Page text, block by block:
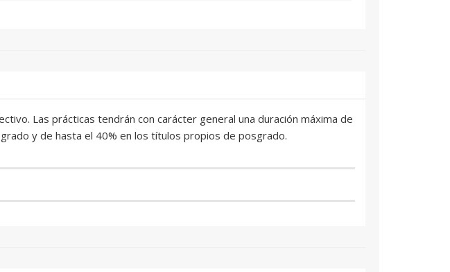
Las prácticas tendrán con carácter general una duración máxima de
y de hasta el 40% en los títulos propios de posgrado.